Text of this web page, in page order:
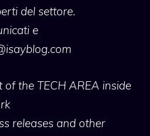
del settore.
e
of the TECH AREA inside
releases and other